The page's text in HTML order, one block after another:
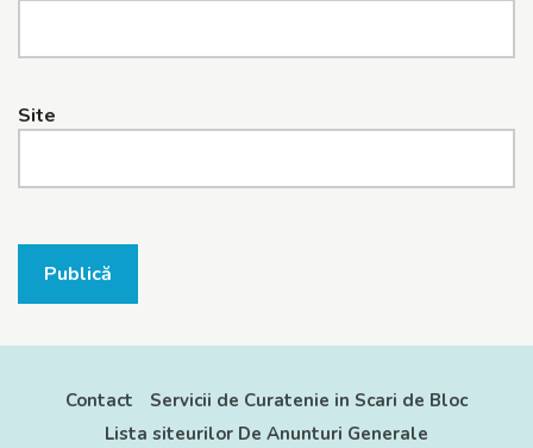
Site
Publică
Contact
Servicii de Curatenie in Scari de Bloc
Lista siteurilor De Anunturi Generale